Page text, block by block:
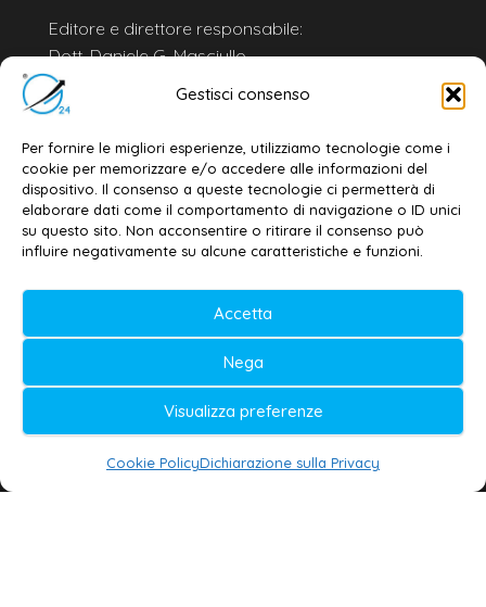
Gestisci consenso
Per fornire le migliori esperienze, utilizziamo tecnologie come i
cookie per memorizzare e/o accedere alle informazioni del
dispositivo. Il consenso a queste tecnologie ci permetterà di
elaborare dati come il comportamento di navigazione o ID unici
su questo sito. Non acconsentire o ritirare il consenso può
influire negativamente su alcune caratteristiche e funzioni.
Accetta
Nega
Visualizza preferenze
Cookie PolicyDichiarazione sulla Privacy
Editore e direttore responsabile:
Dott. Daniele G. Masciullo
Email:
redazione@galatina24.it
Privacy policy–Cookie policy
© 2020-2026 | Galatina24 ®
Testata iscritta al n. 11/2020 Registro della
Stampa Tribunale di Lecce
Editore e direttore responsabile:
Daniele G. Masciullo
Galatina24 è marchio registrato dal Ministero
delle Imprese